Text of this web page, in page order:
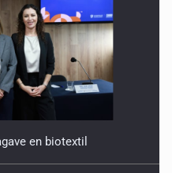
en biotextil